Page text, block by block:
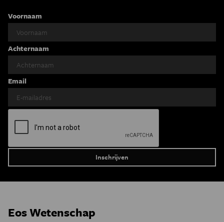
Voornaam
Achternaam
Email
Eos Wetenschap